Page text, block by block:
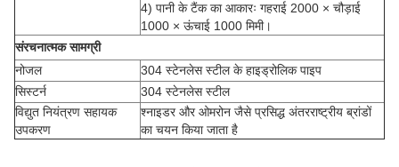
4) पानी के टैंक का आकारः गहराई 2000 × चौड़ाई
1000 × ऊंचाई 1000 मिमी।
संरचनात्मक सामग्री
नोजल
304 स्टेनलेस स्टील के हाइड्रोलिक पाइप
सिस्टर्न
304 स्टेनलेस स्टील
विद्युत नियंत्रण सहायक
उपकरण
श्नाइडर और ओमरोन जैसे प्रसिद्ध अंतरराष्ट्रीय ब्रांडों
का चयन किया जाता है